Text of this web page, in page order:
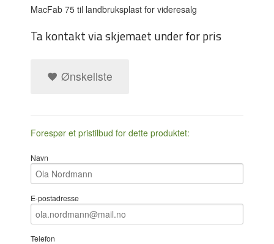
MacFab 75 til landbruksplast for videresalg
Ta kontakt via skjemaet under for pris
Ønskeliste
Forespør et pristilbud for dette produktet:
Navn
E-postadresse
Telefon